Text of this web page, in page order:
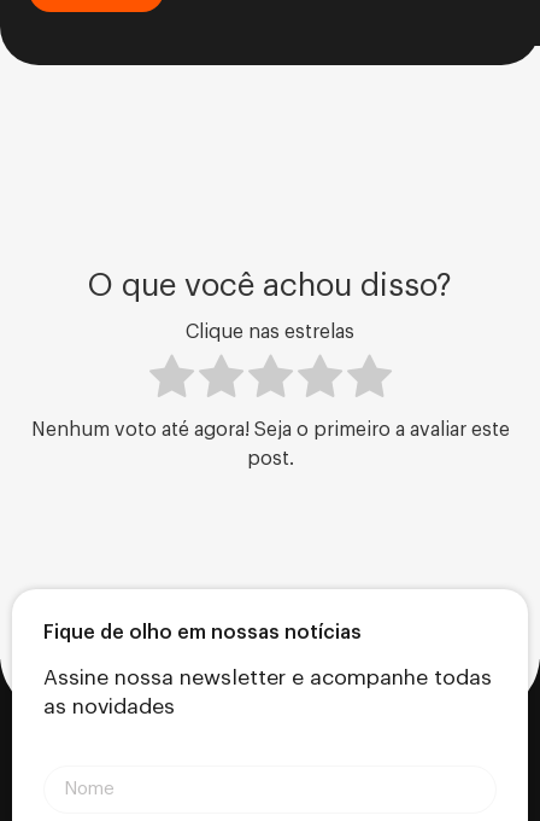
O que você achou disso?
Clique nas estrelas
Nenhum voto até agora! Seja o primeiro a avaliar este
post.
Fique de olho em nossas notícias
Assine nossa newsletter e acompanhe todas
as novidades